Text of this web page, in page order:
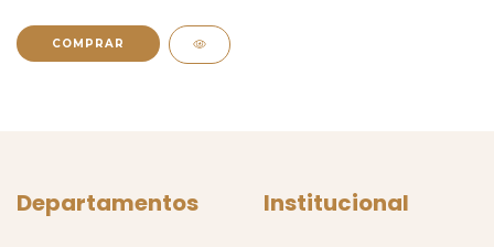
COMPRAR
Departamentos Institucional